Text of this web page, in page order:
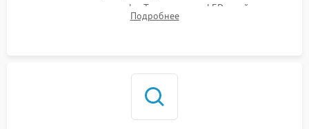
помощью осциллографа. Тестирование LED-драйвера и
светодиодных планок подсветки мультиметром.
Подробнее